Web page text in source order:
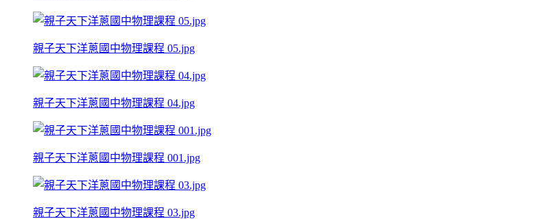
親子天下洋蔥國中物理課程 05.jpg
親子天下洋蔥國中物理課程 04.jpg
親子天下洋蔥國中物理課程 001.jpg
親子天下洋蔥國中物理課程 03.jpg